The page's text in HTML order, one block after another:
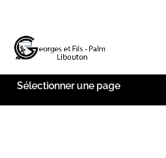
Sélectionner une page